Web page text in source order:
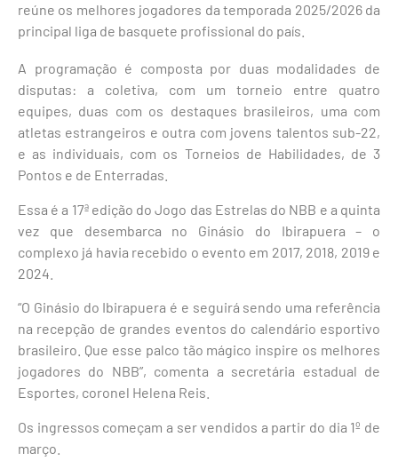
reúne os melhores jogadores da temporada 2025/2026 da
principal liga de basquete profissional do país.
A programação é composta por duas modalidades de
disputas: a coletiva, com um torneio entre quatro
equipes, duas com os destaques brasileiros, uma com
atletas estrangeiros e outra com jovens talentos sub-22,
e as individuais, com os Torneios de Habilidades, de 3
Pontos e de Enterradas.
Essa é a 17ª edição do Jogo das Estrelas do NBB e a quinta
vez que desembarca no Ginásio do Ibirapuera – o
complexo já havia recebido o evento em 2017, 2018, 2019 e
2024.
“O Ginásio do Ibirapuera é e seguirá sendo uma referência
na recepção de grandes eventos do calendário esportivo
brasileiro. Que esse palco tão mágico inspire os melhores
jogadores do NBB”, comenta a secretária estadual de
Esportes, coronel Helena Reis.
Os ingressos começam a ser vendidos a partir do dia 1º de
março.